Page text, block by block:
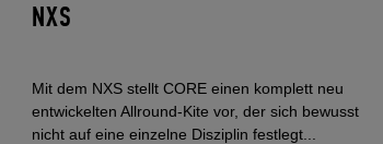
NXS
Mit dem NXS stellt CORE einen komplett neu
entwickelten Allround-Kite vor, der sich bewusst
nicht auf eine einzelne Disziplin festlegt...